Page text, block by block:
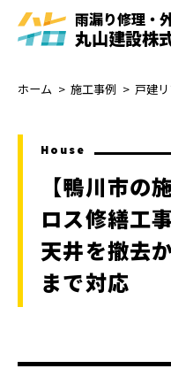
雨漏り修理・
丸山建設株
ホーム 施工事例 戸建
House
【鴨川市の
ロス修繕工
天井を撤去
まで対応